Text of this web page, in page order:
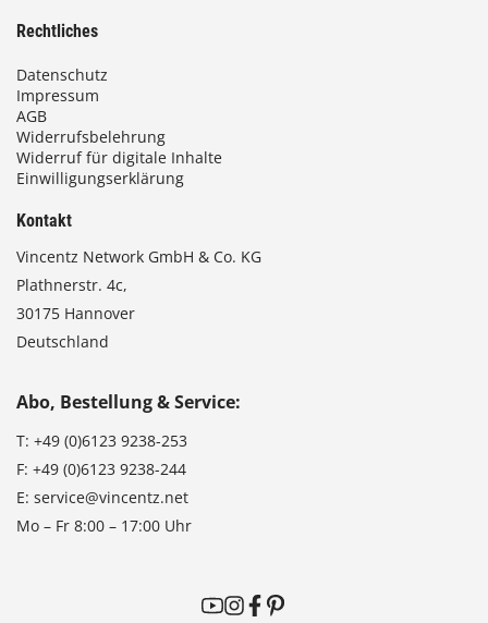
Rechtliches
Datenschutz
Impressum
AGB
Widerrufsbelehrung
Widerruf für digitale Inhalte
Einwilligungserklärung
Kontakt
Vincentz Network GmbH & Co. KG
Plathnerstr. 4c,
30175 Hannover
Deutschland
Abo, Bestellung & Service:
T: +49 (0)6123 9238-253
F: +49 (0)6123 9238-244
E: service@vincentz.net
Mo – Fr 8:00 – 17:00 Uhr